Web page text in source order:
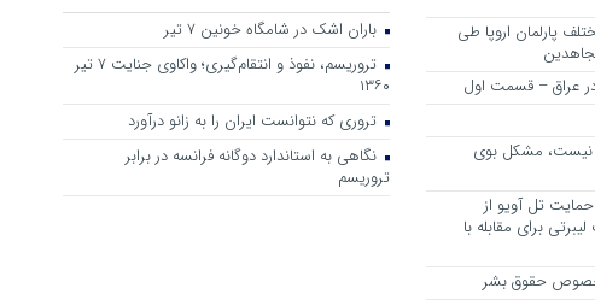
پارلمان اروپا طی
عراق – قسمت اول
مشکل بوی
تل آویو از
برای مقابله با
خصوص حقوق بشر
باران اشک در شامگاه خونین 7 تیر
تروریسم، نفوذ و انتقام‌گیری؛ واکاوی جنایت ۷ تیر
۱۳۶۰
تروری که نتوانست ایران را به زانو درآورد
نگاهی به استاندارد دوگانه فرانسه در برابر
تروریسم